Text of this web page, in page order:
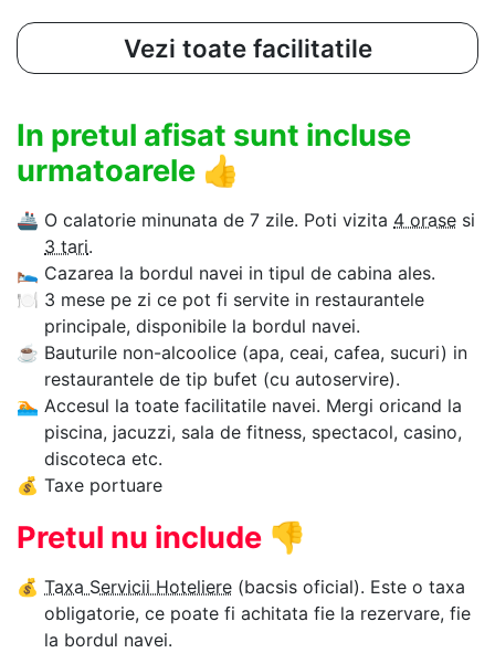
Vezi toate facilitatile
In pretul afisat sunt incluse
urmatoarele 👍
🚢 O calatorie minunata de 7 zile. Poti vizita 4 orase si
3 tari.
🛌 Cazarea la bordul navei in tipul de cabina ales.
🍽 3 mese pe zi ce pot fi servite in restaurantele
principale, disponibile la bordul navei.
☕ Bauturile non-alcoolice (apa, ceai, cafea, sucuri) in
restaurantele de tip bufet (cu autoservire).
🏊‍ Accesul la toate facilitatile navei. Mergi oricand la
piscina, jacuzzi, sala de fitness, spectacol, casino,
discoteca etc.
💰 Taxe portuare
Pretul nu include 👎
💰 Taxa Servicii Hoteliere (bacsis oficial). Este o taxa
obligatorie, ce poate fi achitata fie la rezervare, fie
la bordul navei.